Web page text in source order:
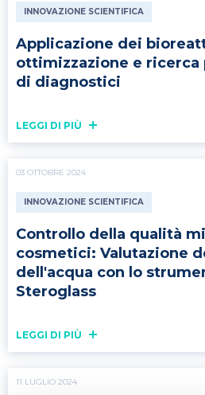
INNOVAZIONE SCIENTIFICA
Applicazione dei
ottimizzazione e ricerca
di diagnostici
LEGGI DI PIÙ
03 OTTOBRE 2024
INNOVAZIONE SCIENTIFICA
Controllo della qualità
cosmetici: Valutazione
dell'acqua con lo
Steroglass
LEGGI DI PIÙ
11 LUGLIO 2024